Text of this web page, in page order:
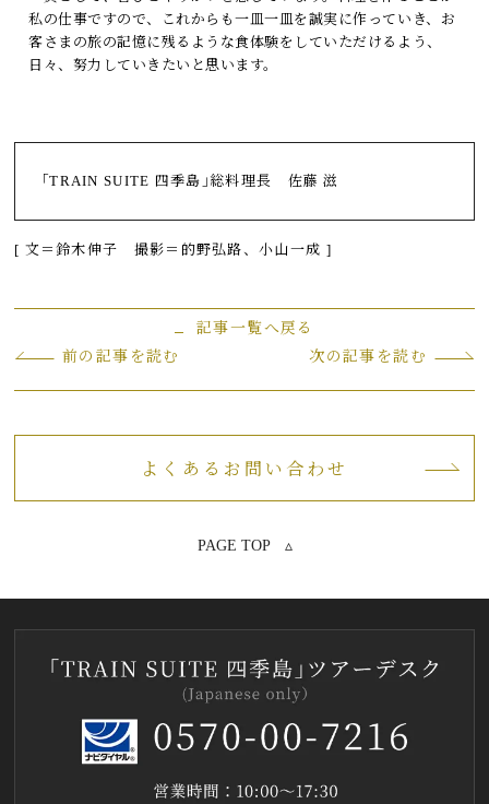
私の仕事ですので、これからも一皿一皿を誠実に作っていき、お
客さまの旅の記憶に残るような食体験をしていただけるよう、
日々、努力していきたいと思います。
｢TRAIN SUITE 四季島｣総料理長 佐藤 滋
[ 文＝鈴木伸子 撮影＝的野弘路、小山一成 ]
記事一覧へ戻る
前の記事を読む
次の記事を読む
よくあるお問い合わせ
PAGE TOP ▵